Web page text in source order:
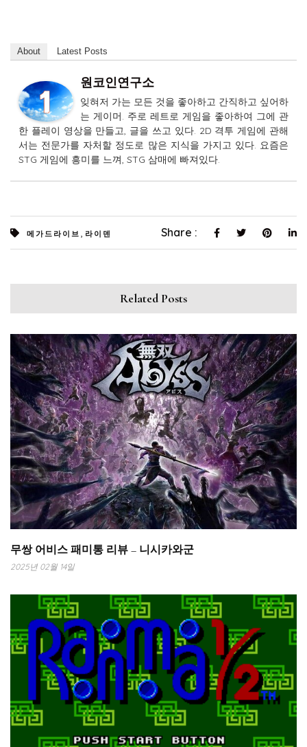
About Latest Posts
원코인연구소
잊혀저 가는 모든 것을 좋아하고 간직하고 싶어하
는 게이머. 주로 레트로 게임을 좋아하여 그에 관
한 플레이 영상을 만들고, 글을 쓰고 있다. 2D 격투 게임에 관해
서는 전문가를 자처할 정도로 많은 지식을 가지고 있다. 요즘은
STG 게임에 흥미를 느껴, STG 삼매에 빠져있다.
메가드라이브 라이덴 Share :
Related Posts
무쌍 어비스 패미통 리뷰 – 니시카와군
2025년 02월 14일